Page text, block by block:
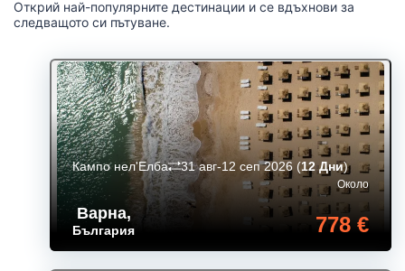
Открий най-популярните дестинации и се вдъхнови за
следващото си пътуване.
Варна,
България
Около
778 €
Кампо нел'Елба 31 авг-12 сеп 2026 (12 Дни)